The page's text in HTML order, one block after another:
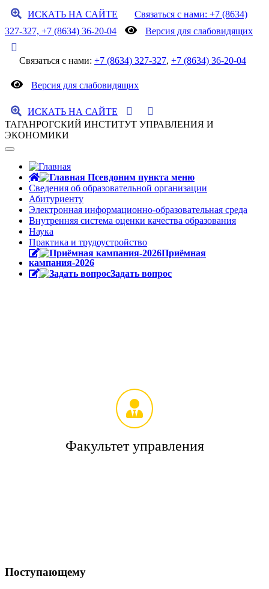
ИСКАТЬ НА САЙТЕ
Связаться с нами: +7 (8634)
327-327, +7 (8634) 36-20-04
Версия для слабовидящих
Связаться с нами: +7 (8634) 327-327, +7 (8634) 36-20-04
Версия для слабовидящих
ИСКАТЬ НА САЙТЕ
ТАГАНРОГСКИЙ ИНСТИТУТ УПРАВЛЕНИЯ И
ЭКОНОМИКИ
Сведения об образовательной организации
Абитуриенту
Электронная информационно-образовательная среда
Внутренняя система оценки качества образования
Наука
Практика и трудоустройство
Приёмная
кампания-2026
Задать вопрос
Факультет управления
Поступающему